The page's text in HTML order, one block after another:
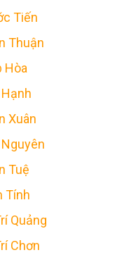
Tiến
Thuận
Hòa
Xuân
Tuệ
Tính
Quảng
Chơn